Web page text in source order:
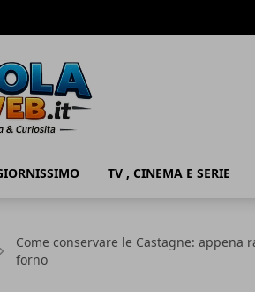
TV , CINEMA E SERIE
Come conservare le Castagne: appena
forno